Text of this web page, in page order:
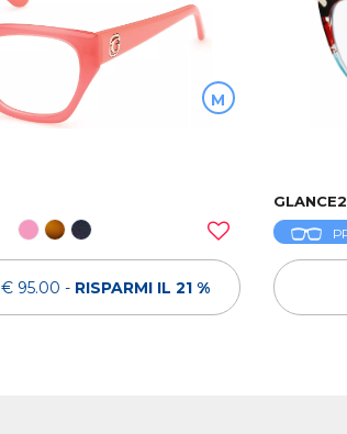
M
€ 95.00 - RISPARMI IL 21 %